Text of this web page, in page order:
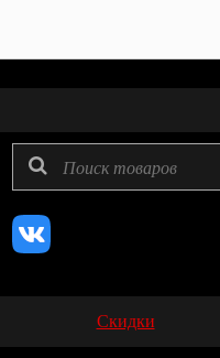
Скидки